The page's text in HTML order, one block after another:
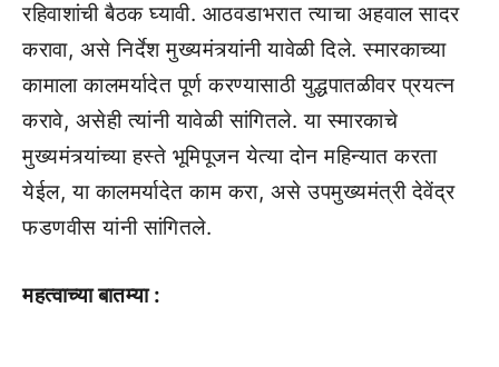
रहिवाशांची बैठक घ्यावी. आठवडाभरात त्याचा अहवाल सादर
करावा, असे निर्देश मुख्यमंत्र्यांनी यावेळी दिले. स्मारकाच्या
कामाला कालमर्यादेत पूर्ण करण्यासाठी युद्धपातळीवर प्रयत्न
करावे, असेही त्यांनी यावेळी सांगितले. या स्मारकाचे
मुख्यमंत्र्यांच्या हस्ते भूमिपूजन येत्या दोन महिन्यात करता
येईल, या कालमर्यादेत काम करा, असे उपमुख्यमंत्री देवेंद्र
फडणवीस यांनी सांगितले.
महत्वाच्या बातम्या :